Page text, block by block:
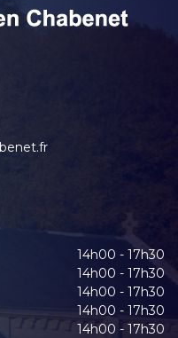
14h00 - 17h30
14h00 - 17h30
14h00 - 17h30
14h00 - 17h30
14h00 - 17h30